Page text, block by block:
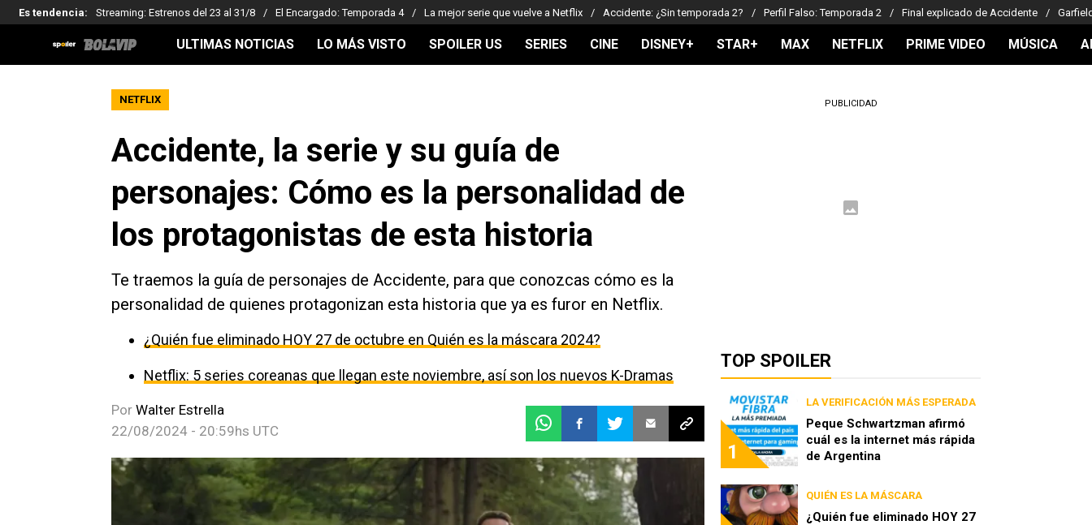
Es tendencia: Streaming: Estrenos del 23 al 31/8 El Encargado: Temporada 4 La mejor serie que vuelve a Netflix Accidente: ¿Sin temporada 2? Perfil Falso: Temporada 2 Final explicado de Accidente
ULTIMAS NOTICIAS LO MÁS VISTO SPOILER US SERIES CINE DISNEY+ STAR+ MAX NETFLIX PRIME VIDEO MÚSICA
NETFLIX
Accidente, la serie y su guía de
personajes: Cómo es la personalidad de
los protagonistas de esta historia
Te traemos la guía de personajes de Accidente, para que conozcas cómo es la
personalidad de quienes protagonizan esta historia que ya es furor en Netflix.
¿Quién fue eliminado HOY 27 de octubre en Quién es la máscara 2024?
Netflix: 5 series coreanas que llegan este noviembre, así son los nuevos K-Dramas
Por Walter Estrella
22/08/2024 - 20:59hs UTC
PUBLICIDAD
TOP SPOILER
1
LA VERIFICACIÓN MÁS ESPERADA
Peque Schwartzman afirmó
cuál es la internet más rápida
de Argentina
QUIÉN ES LA MÁSCARA
¿Quién fue eliminado HOY 27